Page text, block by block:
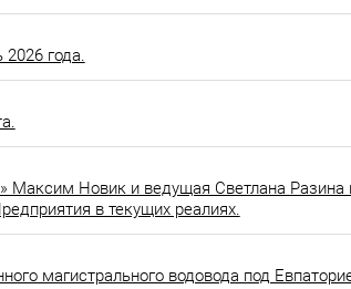
года.
Максим Новик и ведущая Светлана
в текущих реалиях.
магистрального водовода под